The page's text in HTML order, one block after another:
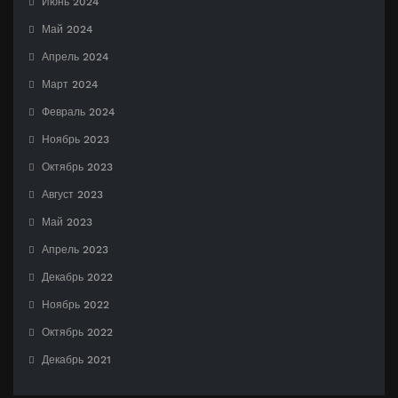
Май 2024
Апрель 2024
Март 2024
Февраль 2024
Ноябрь 2023
Октябрь 2023
Август 2023
Май 2023
Апрель 2023
Декабрь 2022
Ноябрь 2022
Октябрь 2022
Декабрь 2021